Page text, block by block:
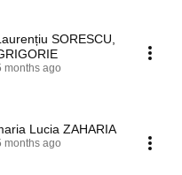
months ago
Lucia ZAHARIA
months ago